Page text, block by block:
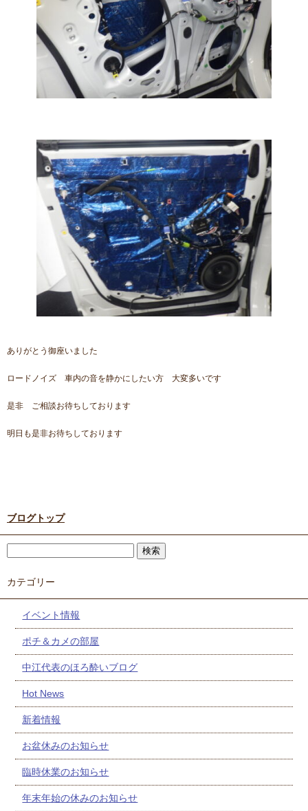
ありがとう御座いました
ロードノイズ 車内の音を静かにしたい方 大変多いです
是非 ご相談お待ちしております
明日も是非お待ちしております
ブログトップ
カテゴリー
イベント情報
ポチ＆カメの部屋
中江代表のほろ酔いブログ
Hot News
新着情報
お盆休みのお知らせ
臨時休業のお知らせ
年末年始の休みのお知らせ